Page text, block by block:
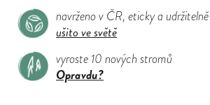
navrženo v ČR, eticky a udržitelně
ušito ve světě
vyroste 10 nových stromů
Opravdu?